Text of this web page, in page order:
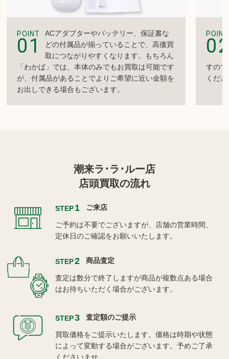
POINT
01
ACアダプターやバッテリー、保証書な
どの付属品が揃っていることで、高価買
取につながりやすくなります。もちろん
「わかば」では、本体のみでもお買取は可能です
が、付属品があることでよりご希望に近い金額を
お出しできる場合もございます。
POINT
すの
くだ
潮来ラ･ラ･ルー店
店頭買取の流れ
STEP1 ご来店
ご予約は不要でございますが、店舗の営業時間、
定休日のご確認をお願いいたします。
STEP2 商品査定
査定は数分で終了しますが商品が複数点ある場合
はお待ちいただく場合がございます。
STEP3 査定額のご提示
買取価格をご提示いたします。価格は時期や状態
によって変動する場合がございます。予めご了承
くださいませ。